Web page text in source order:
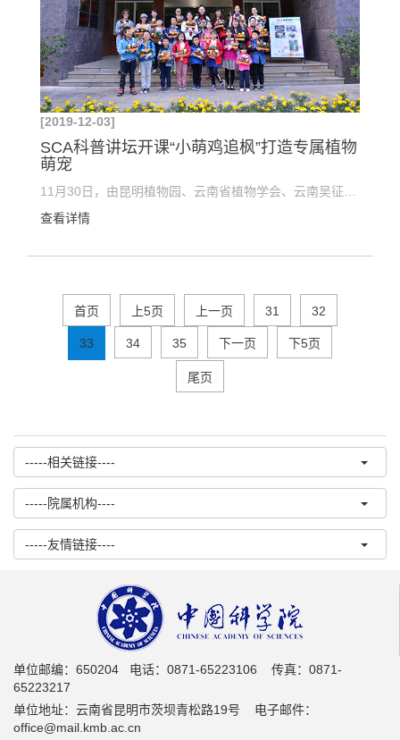
[2019-12-03]
SCA科普讲坛开课“小萌鸡追枫”打造专属植物
萌宠
查看详情
首页 上5页 上一页 31 32
33 34 35 下一页 下5页
尾页
-----相关链接----
-----院属机构----
-----友情链接----
单位邮编：650204 电话：0871-65223106 传真：0871-
65223217
单位地址：云南省昆明市茨坝青松路19号 电子邮件：
office@mail.kmb.ac.cn